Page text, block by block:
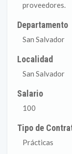
proveedores.
Departamento
San Salvador
Localidad
San Salvador
Salario
100
Tipo de
Prácticas